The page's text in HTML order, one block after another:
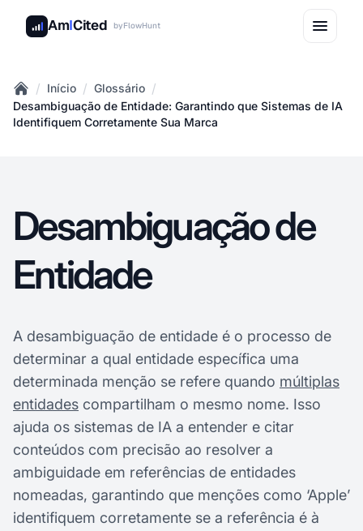
AmICited byFlowHunt
Home
/ Início / Glossário /
Desambiguação de Entidade: Garantindo que Sistemas de IA
Identifiquem Corretamente Sua Marca
Desambiguação de
Entidade
A desambiguação de entidade é o processo de
determinar a qual entidade específica uma
determinada menção se refere quando múltiplas
entidades compartilham o mesmo nome. Isso
ajuda os sistemas de IA a entender e citar
conteúdos com precisão ao resolver a
ambiguidade em referências de entidades
nomeadas, garantindo que menções como ‘Apple’
identifiquem corretamente se a referência é à